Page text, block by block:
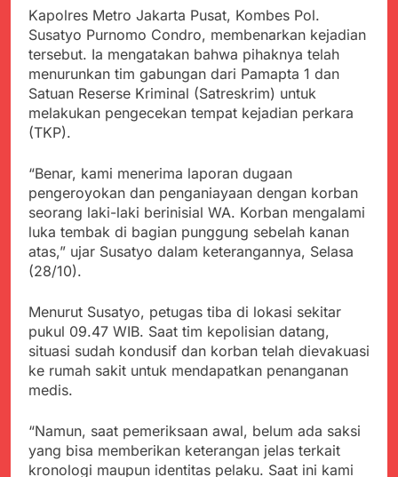
Kabupaten Sukabumi
Angkat Bicara
Satgas Yonif 310/KK
Lakukan Pengecatan
Dan Pembenahan
Juli 21, 2024
Kadinkes kab. Sukabumi
Angkat Bicara Terkait
Dugaan pembelian obat
yang akan Kadaluarsa
oleh Puskesmas
Juli 21, 2024
Diduga Pembelian Obat
akan Kadaluarsa.
Tunjukan
Perhatiannya, Satgas
Yonif 310/KK Berikan
Bantuan Duka Cita
Juli 20, 2024
Polda Jabar Beberkan
Perkembangan
Terbaru Kasus Dago
Sukabumi didesak usut
Tuntas Dugaan
penyelewengan
Pengadaan Buku Simi
Juli 19, 2024
Diduga Kuat
Inspektorat Kab,
Sukabumi
Baru, Satgas Yonif
310/KK Ajak Pelajar
Bersihkan Lingkungan
Juli 19, 2024
Selisih APBD Tahun
Kapolres Metro Jakarta Pusat, Kombes Pol.
Susatyo Purnomo Condro, membenarkan kejadian
tersebut. Ia mengatakan bahwa pihaknya telah
menurunkan tim gabungan dari Pamapta 1 dan
Satuan Reserse Kriminal (Satreskrim) untuk
melakukan pengecekan tempat kejadian perkara
(TKP).
“Benar, kami menerima laporan dugaan
pengeroyokan dan penganiayaan dengan korban
seorang laki-laki berinisial WA. Korban mengalami
luka tembak di bagian punggung sebelah kanan
atas,” ujar Susatyo dalam keterangannya, Selasa
(28/10).
Menurut Susatyo, petugas tiba di lokasi sekitar
pukul 09.47 WIB. Saat tim kepolisian datang,
situasi sudah kondusif dan korban telah dievakuasi
ke rumah sakit untuk mendapatkan penanganan
medis.
“Namun, saat pemeriksaan awal, belum ada saksi
yang bisa memberikan keterangan jelas terkait
kronologi maupun identitas pelaku. Saat ini kami